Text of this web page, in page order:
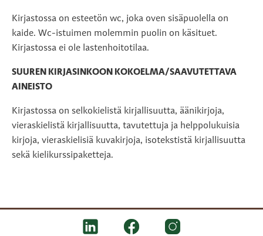
Kirjastossa on esteetön wc, joka oven sisäpuolella on
kaide. Wc-istuimen molemmin puolin on käsituet.
Kirjastossa ei ole lastenhoitotilaa.
SUUREN KIRJASINKOON KOKOELMA/SAAVUTETTAVA
AINEISTO
Kirjastossa on selkokielistä kirjallisuutta, äänikirjoja,
vieraskielistä kirjallisuutta, tavutettuja ja helppolukuisia
kirjoja, vieraskielisiä kuvakirjoja, isotekstistä kirjallisuutta
sekä kielikurssipaketteja.